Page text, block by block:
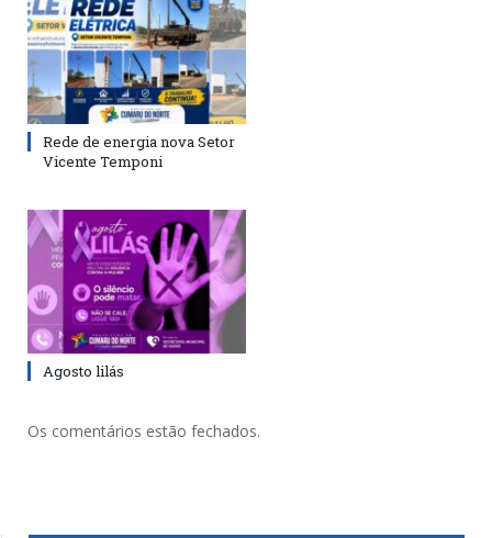
Rede de energia nova Setor
Vicente Temponi
Agosto lilás
Os comentários estão fechados.